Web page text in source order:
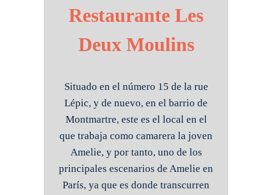
Restaurante Les
Deux Moulins
Situado en el número 15 de la rue
Lépic, y de nuevo, en el barrio de
Montmartre, este es el local en el
que trabaja como camarera la joven
Amelie, y por tanto, uno de los
principales escenarios de Amelie en
París, ya que es donde transcurren